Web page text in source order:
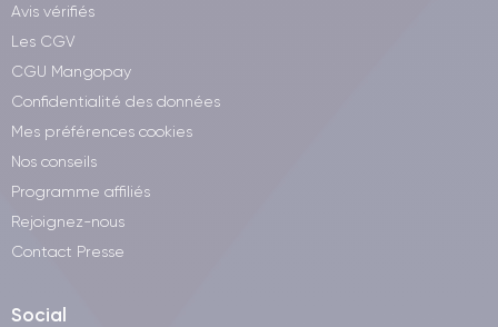
Avis vérifiés
Les CGV
CGU Mangopay
Confidentialité des données
Mes préférences cookies
Nos conseils
Programme affiliés
Rejoignez-nous
Contact Presse
Social